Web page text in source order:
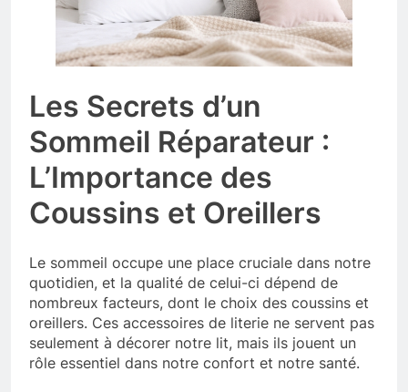
Les Secrets d’un
Sommeil Réparateur :
L’Importance des
Coussins et Oreillers
Le sommeil occupe une place cruciale dans notre
quotidien, et la qualité de celui-ci dépend de
nombreux facteurs, dont le choix des coussins et
oreillers. Ces accessoires de literie ne servent pas
seulement à décorer notre lit, mais ils jouent un
rôle essentiel dans notre confort et notre santé.